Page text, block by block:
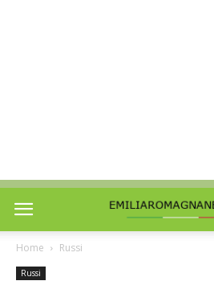
Home Russi
Russi